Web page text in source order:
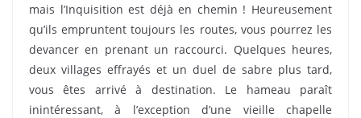
mais l’Inquisition est déjà en chemin ! Heureusement
qu’ils empruntent toujours les routes, vous pourrez les
devancer en prenant un raccourci. Quelques heures,
deux villages effrayés et un duel de sabre plus tard,
vous êtes arrivé à destination. Le hameau paraît
inintéressant, à l’exception d’une vieille chapelle